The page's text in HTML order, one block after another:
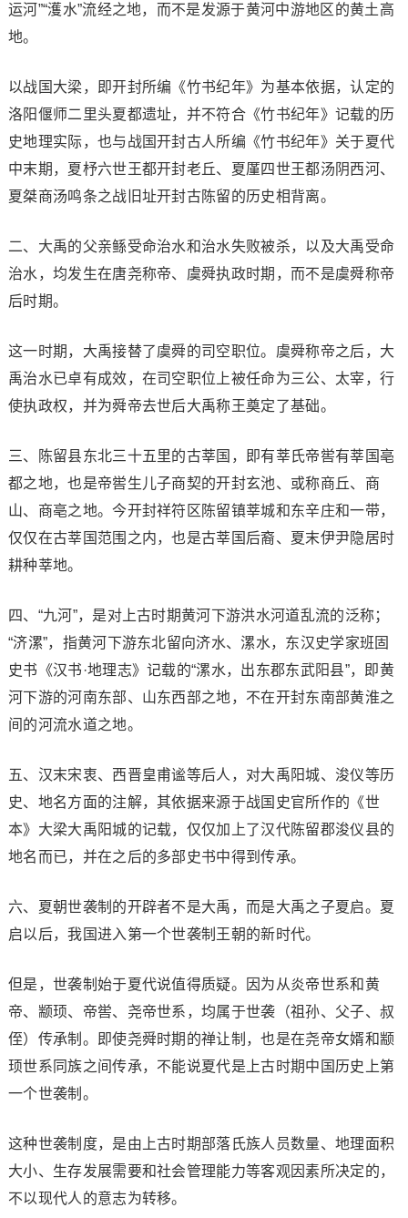
运河”“濩水”流经之地，而不是发源于黄河中游地区的黄土高
地。
以战国大梁，即开封所编《竹书纪年》为基本依据，认定的
洛阳偃师二里头夏都遗址，并不符合《竹书纪年》记载的历
史地理实际，也与战国开封古人所编《竹书纪年》关于夏代
中末期，夏杼六世王都开封老丘、夏厪四世王都汤阴西河、
夏桀商汤鸣条之战旧址开封古陈留的历史相背离。
二、大禹的父亲鲧受命治水和治水失败被杀，以及大禹受命
治水，均发生在唐尧称帝、虞舜执政时期，而不是虞舜称帝
后时期。
这一时期，大禹接替了虞舜的司空职位。虞舜称帝之后，大
禹治水已卓有成效，在司空职位上被任命为三公、太宰，行
使执政权，并为舜帝去世后大禹称王奠定了基础。
三、陈留县东北三十五里的古莘国，即有莘氏帝喾有莘国亳
都之地，也是帝喾生儿子商契的开封玄池、或称商丘、商
山、商亳之地。今开封祥符区陈留镇莘城和东辛庄和一带，
仅仅在古莘国范围之内，也是古莘国后裔、夏末伊尹隐居时
耕种莘地。
四、“九河”，是对上古时期黄河下游洪水河道乱流的泛称；
“济漯”，指黄河下游东北留向济水、漯水，东汉史学家班固
史书《汉书·地理志》记载的“漯水，出东郡东武阳县”，即黄
河下游的河南东部、山东西部之地，不在开封东南部黄淮之
间的河流水道之地。
五、汉末宋衷、西晋皇甫谧等后人，对大禹阳城、浚仪等历
史、地名方面的注解，其依据来源于战国史官所作的《世
本》大梁大禹阳城的记载，仅仅加上了汉代陈留郡浚仪县的
地名而已，并在之后的多部史书中得到传承。
六、夏朝世袭制的开辟者不是大禹，而是大禹之子夏启。夏
启以后，我国进入第一个世袭制王朝的新时代。
但是，世袭制始于夏代说值得质疑。因为从炎帝世系和黄
帝、颛顼、帝喾、尧帝世系，均属于世袭（祖孙、父子、叔
侄）传承制。即使尧舜时期的禅让制，也是在尧帝女婿和颛
顼世系同族之间传承，不能说夏代是上古时期中国历史上第
一个世袭制。
这种世袭制度，是由上古时期部落氏族人员数量、地理面积
大小、生存发展需要和社会管理能力等客观因素所决定的，
不以现代人的意志为转移。